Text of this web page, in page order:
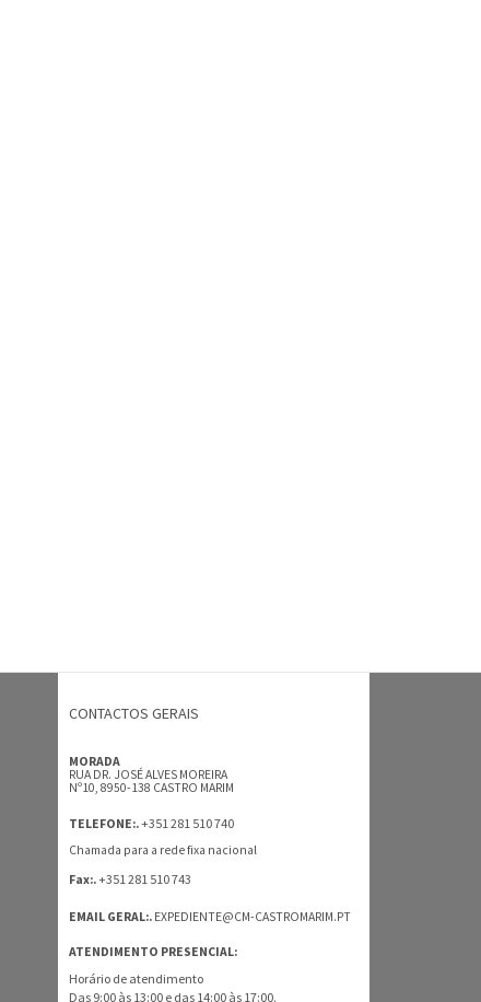
CONTACTOS GERAIS
MORADA
RUA DR. JOSÉ ALVES MOREIRA
Nº10, 8950-138 CASTRO MARIM
TELEFONE:.+351 281 510 740
Chamada para a rede fixa nacional
Fax:.+351 281 510 743
EMAIL GERAL:. EXPEDIENTE@CM-CASTROMARIM.PT
ATENDIMENTO PRESENCIAL:
Horário de atendimento
Das 9:00 às 13:00 e das 14:00 às 17:00.